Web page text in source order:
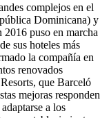
complejos en el
Dominicana) y
puso en marcha
sus hoteles más
la compañía en
renovados
que Barceló
mejoras responden
a los